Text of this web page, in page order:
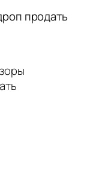
продать